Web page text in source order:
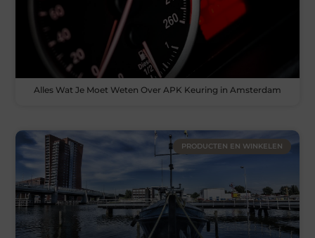
Alles Wat Je Moet Weten Over APK Keuring in Amsterdam
PRODUCTEN EN WINKELEN